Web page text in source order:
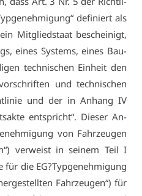
de­fi­niert als
Mit­glied­staat be­schei­nigt,
ei­nes Sys­tems, ei­nes Bau­
tech­ni­schen Ein­heit den
und tech­ni­schen
und der in An­hang IV
ent­spricht“. Die­ser An­
von Fahr­zeu­gen
ver­weist in sei­nem Teil I
für die EG?Typ­ge­neh­mi­gung
Fahr­zeu­gen“) für